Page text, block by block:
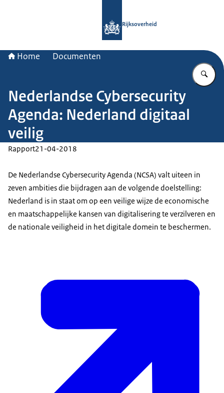
Rijksoverheid
Home Documenten
Nederlandse Cybersecurity
Agenda: Nederland digitaal
veilig
Rapport21-04-2018
De Nederlandse Cybersecurity Agenda (NCSA) valt uiteen in
zeven ambities die bijdragen aan de volgende doelstelling:
Nederland is in staat om op een veilige wijze de economische
en maatschappelijke kansen van digitalisering te verzilveren en
de nationale veiligheid in het digitale domein te beschermen.